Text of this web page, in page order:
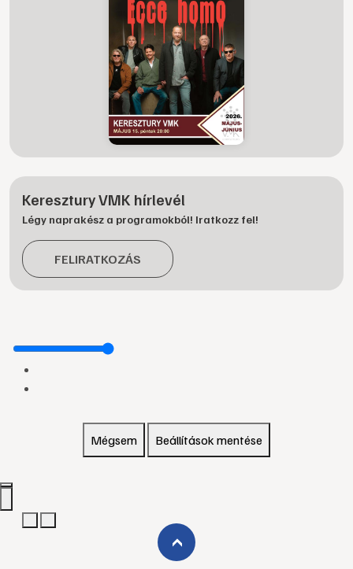
Keresztury VMK hírlevél
Légy naprakész a programokból! Iratkozz fel!
FELIRATKOZÁS
Mégsem Beállítások mentése
›